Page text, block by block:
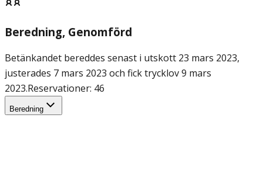
Beredning, Genomförd
Betänkandet bereddes senast i utskott 23 mars 2023,
justerades 7 mars 2023 och fick trycklov 9 mars
2023.Reservationer: 46
Beredning